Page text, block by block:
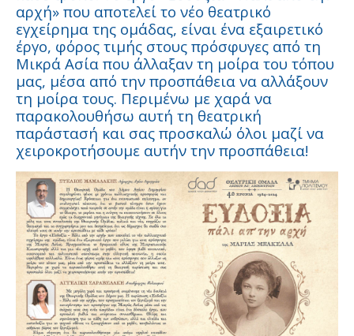
αρχή» που αποτελεί το νέο θεατρικό
εγχείρημα της ομάδας, είναι ένα εξαιρετικό
έργο, φόρος τιμής στους πρόσφυγες από τη
Μικρά Ασία που άλλαξαν τη μοίρα του τόπου
μας, μέσα από την προσπάθεια να αλλάξουν
τη μοίρα τους. Περιμένω με χαρά να
παρακολουθήσω αυτή τη θεατρική
παράστασή και σας προσκαλώ όλοι μαζί να
χειροκροτήσουμε αυτήν την προσπάθεια!